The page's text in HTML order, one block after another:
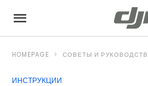
HOMEPAGE СОВЕТЫ И
ИНСТРУКЦИИ